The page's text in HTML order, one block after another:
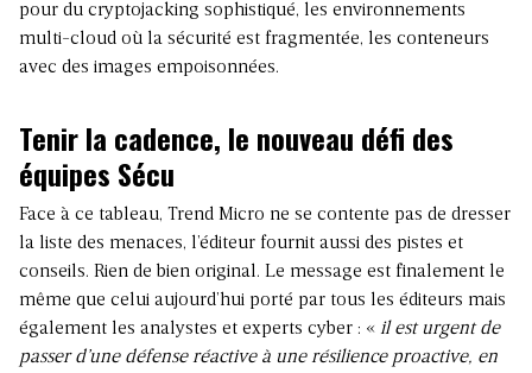
pour du cryptojacking sophistiqué, les environnements
multi-cloud où la sécurité est fragmentée, les conteneurs
avec des images empoisonnées.
Tenir la cadence, le nouveau défi des
équipes Sécu
Face à ce tableau, Trend Micro ne se contente pas de dresser
la liste des menaces, l’éditeur fournit aussi des pistes et
conseils. Rien de bien original. Le message est finalement le
même que celui aujourd’hui porté par tous les éditeurs mais
également les analystes et experts cyber : « il est urgent de
passer d’une défense réactive à une résilience proactive, en